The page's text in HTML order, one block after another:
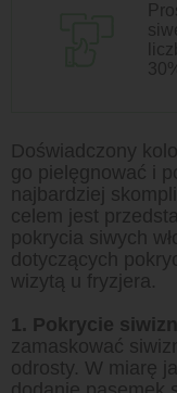
Doświadczony
go pielęgnować i
najbardziej
celem jest
pokrycia siwych
dotyczących
wizytą u fryzjera.
1. Pokrycie
zamaskować
odrosty. W miarę